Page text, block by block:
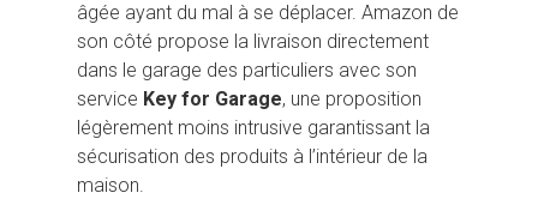
âgée ayant du mal à se déplacer. Amazon de
son côté propose la livraison directement
dans le garage des particuliers avec son
service Key for Garage, une proposition
légèrement moins intrusive garantissant la
sécurisation des produits à l’intérieur de la
maison.